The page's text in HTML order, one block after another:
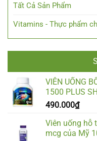
Tất Cả Sản Phẩm
Vitamins - Thực phẩm
VIÊN UỐNG
1500 PLUS
490.000₫
Viên uống hỗ
mcg của Mỹ